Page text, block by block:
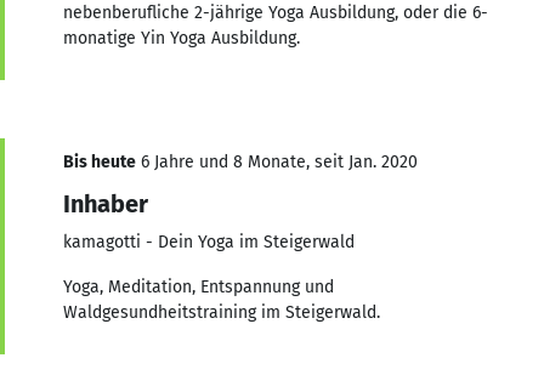
nebenberufliche 2-jährige Yoga Ausbildung, oder die 6-
monatige Yin Yoga Ausbildung.
Bis heute 6 Jahre und 8 Monate, seit Jan. 2020
Inhaber
kamagotti - Dein Yoga im Steigerwald
Yoga, Meditation, Entspannung und
Waldgesundheitstraining im Steigerwald.